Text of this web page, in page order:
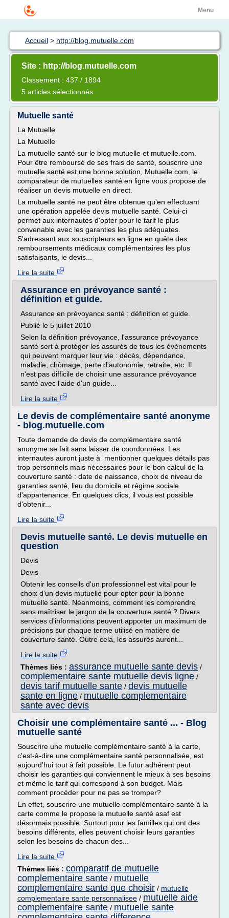
Menu
Accueil > http://blog.mutuelle.com
Site : http://blog.mutuelle.com
Classement : 437 / 1894
5 articles sélectionnés
Mutuelle santé
La Mutuelle
La Mutuelle
La mutuelle santé sur le blog mutuelle et mutuelle.com.
Pour être remboursé de ses frais de santé, souscrire une
mutuelle santé est une bonne solution, Mutuelle.com, le
comparateur de mutuelles santé en ligne vous propose de
réaliser un devis mutuelle en direct.
La mutuelle santé ne peut être obtenue qu'en effectuant
une opération appelée devis mutuelle santé. Celui-ci
permet aux internautes d'opter pour le tarif le plus
convenable avec les garanties les plus adéquates.
S'adressant aux souscripteurs en ligne en quête des
remboursements médicaux complémentaires les plus
satisfaisants, le devis...
Lire la suite
Assurance en prévoyance santé :
définition et guide.
Assurance en prévoyance santé : définition et guide.
Publié le 5 juillet 2010
Selon la définition prévoyance, l'assurance prévoyance
santé sert à protéger les assurés de tous les évènements
qui peuvent marquer leur vie : décès, dépendance,
maladie, chômage, perte d'autonomie, retraite, etc. Il
n'est pas difficile de choisir une assurance prévoyance
santé avec l'aide d'un guide...
Lire la suite
Le devis de complémentaire santé anonyme
- blog.mutuelle.com
Toute demande de devis de complémentaire santé
anonyme se fait sans laisser de coordonnées. Les
internautes auront juste à mentionner quelques détails pas
trop personnels mais nécessaires pour le bon calcul de la
couverture santé : date de naissance, choix de niveau de
garanties santé, lieu du domicile et régime sociale
d'appartenance. En quelques clics, il vous est possible
d'obtenir...
Lire la suite
Devis mutuelle santé. Le devis mutuelle en
question
Devis
Devis
Obtenir les conseils d'un professionnel est vital pour le
choix d'un devis mutuelle pour opter pour la bonne
mutuelle santé. Néanmoins, comment les comprendre
sans maîtriser le jargon de la couverture santé ? Divers
services d'informations peuvent apporter un maximum de
précisions sur chaque terme utilisé en matière de
couverture santé. Outre cela, les assurés auront...
Lire la suite
Thèmes liés : assurance mutuelle sante devis /
complementaire sante mutuelle devis ligne /
devis tarif mutuelle sante / devis mutuelle
sante en ligne / mutuelle complementaire
sante avec devis
Choisir une complémentaire santé ... - Blog
mutuelle santé
Souscrire une mutuelle complémentaire santé à la carte,
c'est-à-dire une complémentaire santé personnalisée, est
aujourd'hui tout à fait possible. Le futur adhérent peut
choisir les garanties qui conviennent le mieux à ses besoins
et même le tarif qui correspond à son budget. Mais
comment procéder pour ne pas se tromper?
En effet, souscrire une mutuelle complémentaire santé à la
carte comme le propose la mutuelle santé asaf est
désormais possible. Surtout pour les familles qui ont des
besoins différents, elles peuvent choisir leurs garanties
selon les besoins de chacun des...
Lire la suite
Thèmes liés : comparatif de mutuelle
complementaire sante / mutuelle
complementaire sante que choisir / mutuelle
complementaire sante personnalisee / mutuelle aide
complementaire sante / mutuelle sante